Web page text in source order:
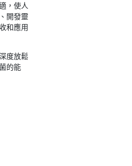
，使人
開發靈
和應用
度放鬆
的能